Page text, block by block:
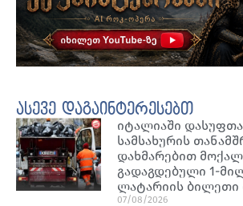
ასევე დაგაინტერესებთ
იტალიაში
სამსახურის
დახმარებით
გადაგდებული 1-
ლატარიის ბილეთი
07/08/2026